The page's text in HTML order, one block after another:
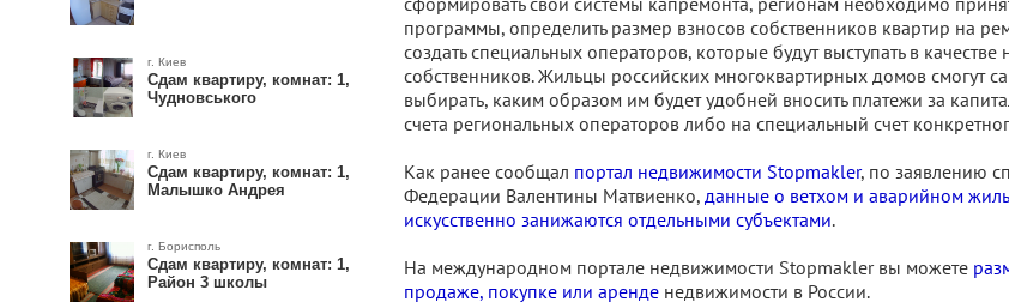
г. Киев
Сдам квартиру, комнат: 1,
Чудновського
г. Киев
Сдам квартиру, комнат: 1,
Малышко Андрея
г. Борисполь
Сдам квартиру, комнат: 1,
Район 3 школы
программы, определить размер взносов собственников квартир на
создать специальных операторов, которые будут выступать в качестве
собственников. Жильцы российских многоквартирных домов смогут
выбирать, каким образом им будет удобней вносить платежи за
счета региональных операторов либо на специальный счет
Как ранее сообщал портал недвижимости Stopmakler, по заявлению
Федерации Валентины Матвиенко, данные о ветхом и аварийном
искусственно занижаются отдельными субъектами.
На международном портале недвижимости Stopmakler вы можете
продаже, покупке или аренденедвижимости в России.